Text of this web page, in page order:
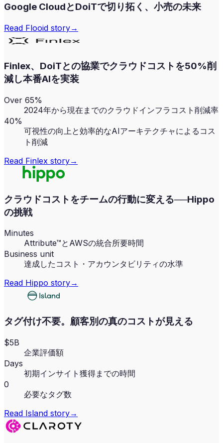
Google CloudとDoiTで切り拓く、小売の未来
Read Flooid story→
Finlex、DoiTとの協業でクラウドコストを50%削
減し本番AIを実装
Over 65%
2024年から現在までのクラウドインフラコスト削減率
40%
可視性の向上と効率的なAIアーキテクチャによるコス
ト削減
Read Finlex story→
クラウドコストをチームの行動に変える──Hippo
の挑戦
Minutes
Attribute™とAWSの統合所要時間
Business unit
達成したコスト・アカウンタビリティの水準
Read Hippo story→
タグ付け不要。顧客別の真のコストが見える
$5B
企業評価額
Days
初期インサイト獲得までの時間
0
必要なタグ数
Read Island story→